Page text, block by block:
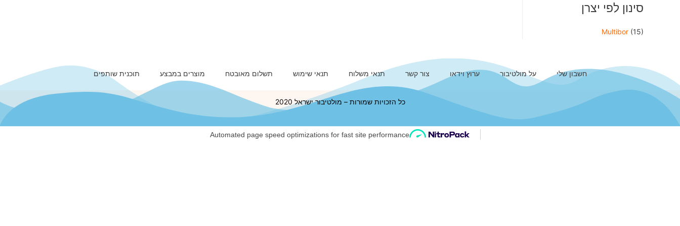
סינון לפי יצרן
Multibor (15)
חשבון שלי על מולטיבור ערוץ וידאו צור קשר תנאי משלוח תנאי שימוש תשלום מאובטח מוצרים במבצע תוכנית שותפים
כל הזכויות שמורות – מולטיבור ישראל 2020